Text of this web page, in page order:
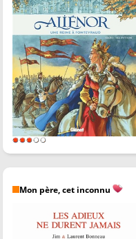
Mon père, cet inconnu